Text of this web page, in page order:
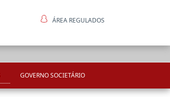
ÁREA REGULADOS
GOVERNO SOCIETÁRIO